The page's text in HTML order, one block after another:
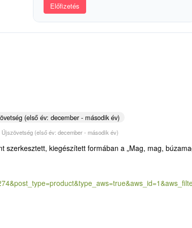
Előfizetés
(első év: december - második év)
Újszövetség (első év: december - második év)
kiegészített formában a „Mag, mag,
type_aws=true&aws_id=1&aws_